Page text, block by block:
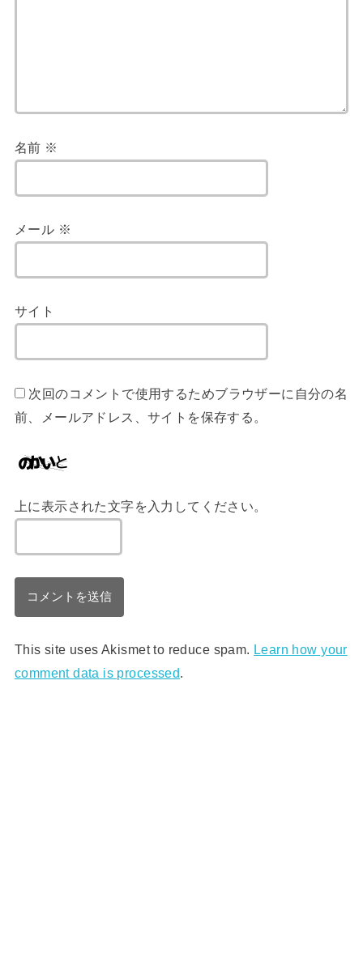
名前 ※
メール ※
サイト
次回のコメントで使用するためブラウザーに自分の名
前、メールアドレス、サイトを保存する。
上に表示された文字を入力してください。
This site uses Akismet to reduce spam. Learn how your
comment data is processed.